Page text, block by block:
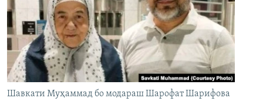
Шавкати Муҳаммад бо модараш Шарофат Шарифова